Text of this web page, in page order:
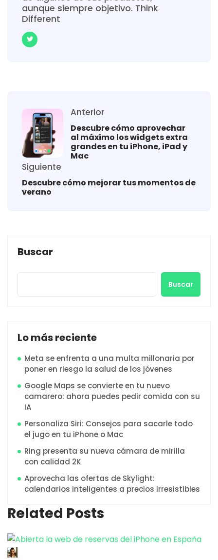
aunque siempre objetivo. Think
Different
Anterior
Descubre cómo aprovechar
al máximo los widgets extra
grandes en tu iPhone, iPad y
Mac
Siguiente
Descubre cómo mejorar tus momentos de
verano
Buscar
Buscar
Lo más reciente
Meta se enfrenta a una multa millonaria por
poner en riesgo la salud de los jóvenes
Google Maps se convierte en tu nuevo
camarero: ahora puedes pedir comida con su
IA
Personaliza Siri: Consejos para sacarle todo
el jugo en tu iPhone o Mac
Ring presenta su nueva cámara de mirilla
con calidad 2K
Aprovecha las ofertas de Skylight:
calendarios inteligentes a precios irresistibles
Related Posts